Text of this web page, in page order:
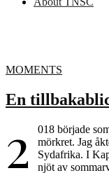
MOMENTS
En
2
018 började
mörkret. Jag
Sydafrika. I
njöt av